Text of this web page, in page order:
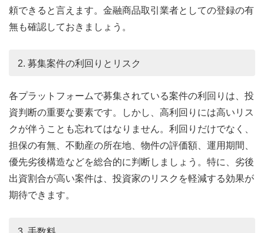
頼できると言えます。金融商品取引業者としての登録の有
無も確認しておきましょう。
2. 募集案件の利回りとリスク
各プラットフォームで募集されている案件の利回りは、投
資判断の重要な要素です。しかし、高利回りには高いリス
クが伴うことも忘れてはなりません。利回りだけでなく、
担保の有無、不動産の所在地、物件の評価額、運用期間、
優先劣後構造などを総合的に判断しましょう。特に、劣後
出資割合が高い案件は、投資家のリスクを軽減する効果が
期待できます。